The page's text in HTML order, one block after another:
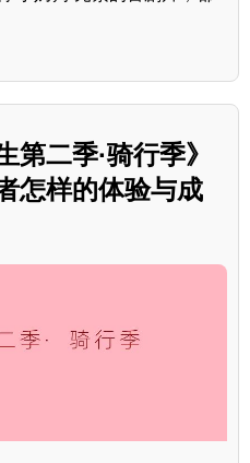
二季·骑行季》
怎样的体验与成